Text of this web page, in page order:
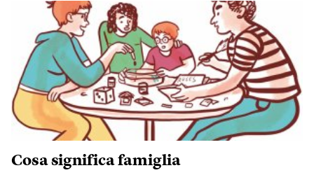
Cosa significa famiglia